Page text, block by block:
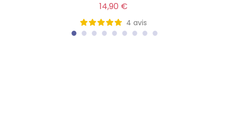
14,90 €
4 avis